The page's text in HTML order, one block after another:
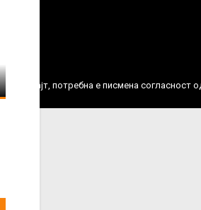
веб сајт, потребна е писмена согласност